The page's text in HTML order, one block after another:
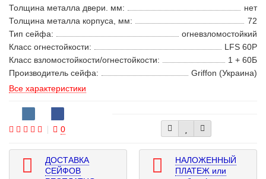
Толщина металла двери. мм:
нет
Толщина металла корпуса, мм:
72
Тип сейфа:
огневзломостойкий
Класс огнестойкости:
LFS 60P
Класс взломостойкости/огнестойкости:
1 + 60Б
Производитель сейфа:
Griffon (Украина)
Все характеристики
0
ДОСТАВКА
СЕЙФОВ
НАЛОЖЕННЫЙ
ПЛАТЕЖ или